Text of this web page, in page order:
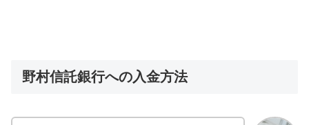
野村信託銀行への入金方法